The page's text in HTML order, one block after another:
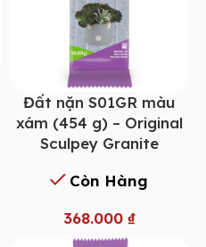
Đất nặn S01GR màu
xám (454 g) – Original
Sculpey Granite
Còn Hàng
368.000 ₫